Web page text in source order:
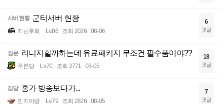
서버현황 군터서버 현황
지난후회 Lv.86 조회 2026 08-06
6
댓글
질문 리니지할까하는데 유료패키지 무조건 필수품이야??
푸른당 Lv.70 조회 2771 08-05
18
댓글
잡담 홍가 방송보다가...
민지아방 Lv.79 조회 2826 08-05
7
댓글